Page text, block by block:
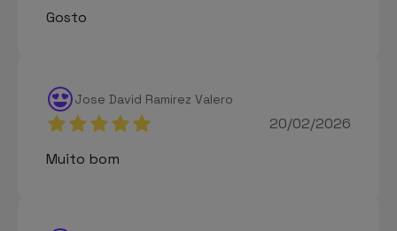
Gosto
Jose David Ramirez Valero
20/02/2026
Muito bom